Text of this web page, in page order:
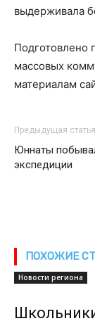
выдерживала
Подготовлено
массовых
материалам
Предыдущая статья
Юннаты
экспедиции
ПОХОЖИЕ
Новости региона